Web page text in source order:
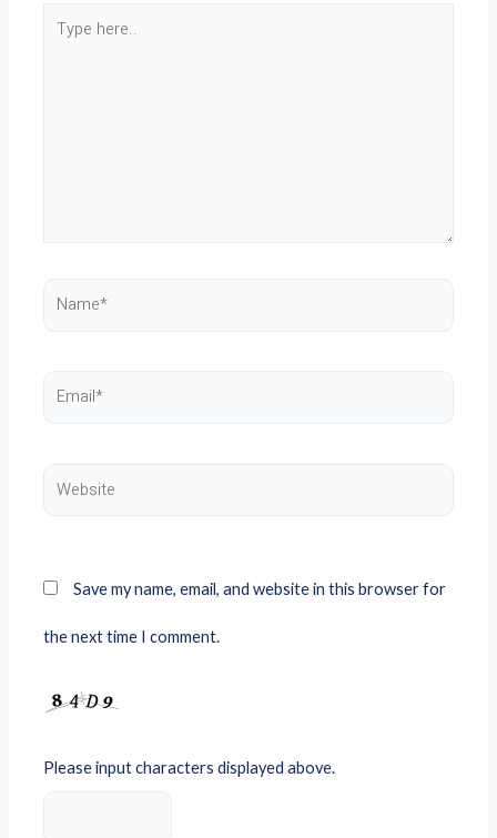
Type
Name*
Email*
Website
Save my name, email, and website in this browser for
the next time I comment.
Please input characters displayed above.